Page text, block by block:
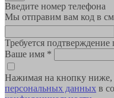
Введите номер телефона
Мы отправим вам код в
Требуется
Ваше имя *
Нажимая на кнопку ниже,
персональных данных в